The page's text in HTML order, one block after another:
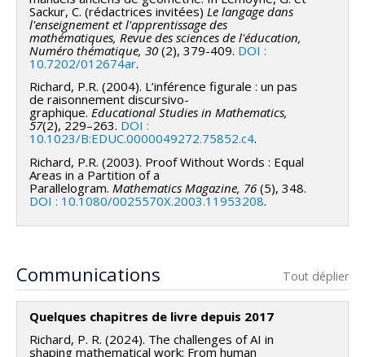
Sackur, C. (rédactrices invitées) Le langage dans
l'enseignement et l'apprentissage des
mathématiques, Revue des sciences de l'éducation,
Numéro thématique, 30 (2), 379-409. DOI :
10.7202/012674ar.
Richard, P.R. (2004). L’inférence figurale : un pas
de raisonnement discursivo-
graphique. Educational Studies in Mathematics,
57(2), 229–263. DOI :
10.1023/B:EDUC.0000049272.75852.c4.
Richard, P.R. (2003). Proof Without Words : Equal
Areas in a Partition of a
Parallelogram. Mathematics Magazine, 76 (5), 348.
DOI : 10.1080/0025570X.2003.11953208.
Communications Tout déplier
Quelques chapitres de livre depuis 2017
Richard, P. R. (2024). The challenges of AI in
shaping mathematical work: From human